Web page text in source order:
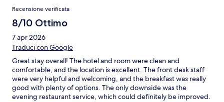
Recensione verificata
8/10 Ottimo
7 apr 2026
Traduci con Google
Great stay overall! The hotel and room were clean and
comfortable, and the location is excellent. The front desk staff
were very helpful and welcoming, and the breakfast was really
good with plenty of options. The only downside was the
evening restaurant service, which could definitely be improved.